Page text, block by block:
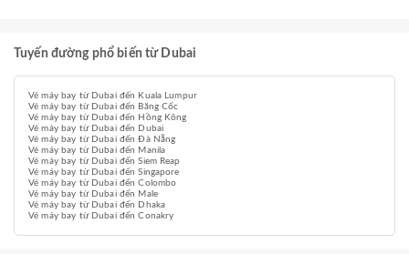
Tuyến đường phổ biến từ Dubai
Vé máy bay từ Dubai đến Kuala Lumpur
Vé máy bay từ Dubai đến Băng Cốc
Vé máy bay từ Dubai đến Hồng Kông
Vé máy bay từ Dubai đến Dubai
Vé máy bay từ Dubai đến Đà Nẵng
Vé máy bay từ Dubai đến Manila
Vé máy bay từ Dubai đến Siem Reap
Vé máy bay từ Dubai đến Singapore
Vé máy bay từ Dubai đến Colombo
Vé máy bay từ Dubai đến Male
Vé máy bay từ Dubai đến Dhaka
Vé máy bay từ Dubai đến Conakry